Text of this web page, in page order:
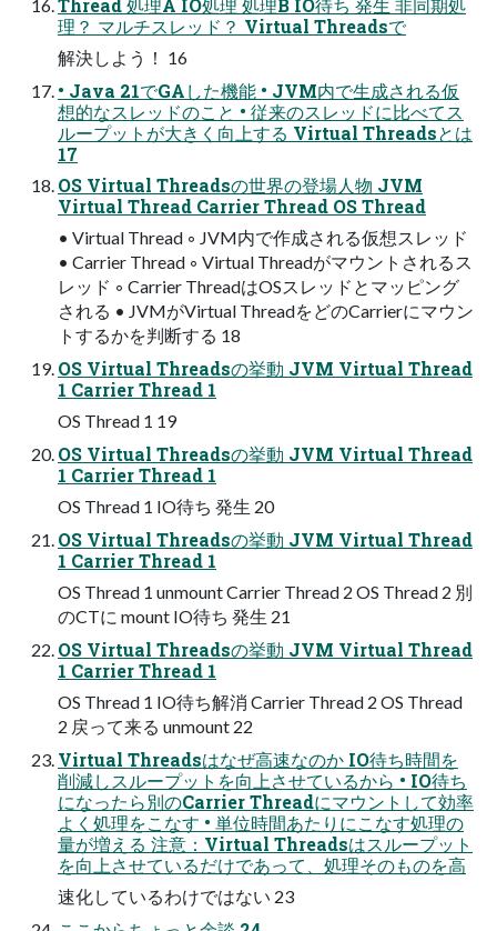
Thread 処理A IO処理 処理B IO待ち 発生 非同期処
理？ マルチスレッド？ Virtual Threadsで
解決しよう！ 16
• Java 21でGAした機能 • JVM内で生成される仮
想的なスレッドのこと • 従来のスレッドに比べてス
ループットが大きく向上する Virtual Threadsとは
17
OS Virtual Threadsの世界の登場人物 JVM
Virtual Thread Carrier Thread OS Thread
• Virtual Thread ◦ JVM内で作成される仮想スレッド
• Carrier Thread ◦ Virtual Threadがマウントされるス
レッド ◦ Carrier ThreadはOSスレッドとマッピング
される • JVMがVirtual ThreadをどのCarrierにマウン
トするかを判断する 18
OS Virtual Threadsの挙動 JVM Virtual Thread
1 Carrier Thread 1
OS Thread 1 19
OS Virtual Threadsの挙動 JVM Virtual Thread
1 Carrier Thread 1
OS Thread 1 IO待ち 発生 20
OS Virtual Threadsの挙動 JVM Virtual Thread
1 Carrier Thread 1
OS Thread 1 unmount Carrier Thread 2 OS Thread 2 別
のCTに mount IO待ち 発生 21
OS Virtual Threadsの挙動 JVM Virtual Thread
1 Carrier Thread 1
OS Thread 1 IO待ち解消 Carrier Thread 2 OS Thread
2 戻って来る unmount 22
Virtual Threadsはなぜ高速なのか IO待ち時間を
削減しスループットを向上させているから • IO待ち
になったら別のCarrier Threadにマウントして効率
よく処理をこなす • 単位時間あたりにこなす処理の
量が増える 注意：Virtual Threadsはスループット
を向上させているだけであって、処理そのものを高
速化しているわけではない 23